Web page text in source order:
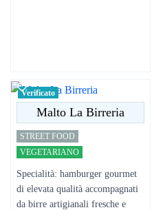
Verificato
Malto La Birreria
STREET FOOD
VEGETARIANO
Specialità: hamburger gourmet
di elevata qualità accompagnati
da birre artigianali fresche e